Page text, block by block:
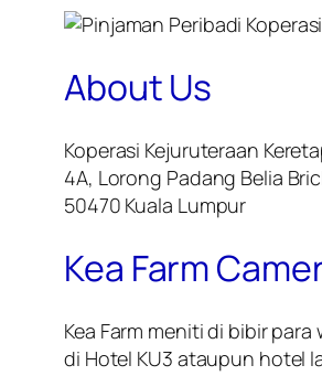
About Us
Koperasi Kejuruteraan
4A, Lorong Padang Belia
50470 Kuala Lumpur
Kea Farm
Kea Farm meniti di bibir
di Hotel KU3 ataupun hotel